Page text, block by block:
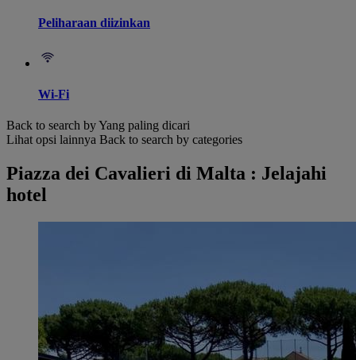
Peliharaan diizinkan
Wi-Fi
Back to search by Yang paling dicari
Lihat opsi lainnya Back to search by categories
Piazza dei Cavalieri di Malta : Jelajahi
hotel